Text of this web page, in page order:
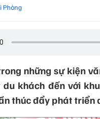
Phòng
những sự kiện
khách đến với
thúc đẩy phát triển